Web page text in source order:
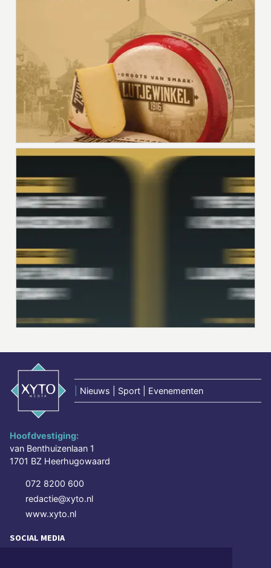
Nieuws | Sport | Evenementen
Hoofdvestiging:
van Benthuizenlaan 1
1701 BZ Heerhugowaard
072 8200 600
redactie@xyto.nl
www.xyto.nl
SOCIAL MEDIA